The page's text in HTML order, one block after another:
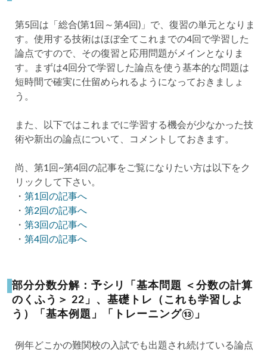
第5回は「総合(第1回～第4回)」で、復習の単元となりま
す。使用する技術はほぼ全てこれまでの4回で学習した
論点ですので、その復習と応用問題がメインとなりま
す。まずは4回分で学習した論点を使う基本的な問題は
短時間で確実に仕留められるようになっておきましょ
う。
また、以下ではこれまでに学習する機会が少なかった技
術や新出の論点について、コメントしておきます。
尚、第1回~第4回の記事をご覧になりたい方は以下をク
リックして下さい。
・ 第1回の記事へ
・ 第2回の記事へ
・ 第3回の記事へ
・ 第4回の記事へ
部分分数分解：予シリ「基本問題 ＜分数の計算
のくふう＞ 22」、基礎トレ（これも学習しよ
う）「基本例題」「トレーニング⑬」
例年どこかの難関校の入試でも出題され続けている論点